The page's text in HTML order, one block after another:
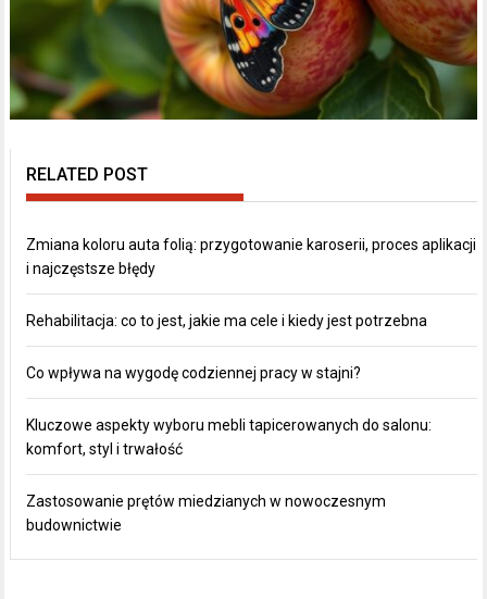
RELATED POST
Zmiana koloru auta folią: przygotowanie karoserii, proces aplikacji
i najczęstsze błędy
Rehabilitacja: co to jest, jakie ma cele i kiedy jest potrzebna
Co wpływa na wygodę codziennej pracy w stajni?
Kluczowe aspekty wyboru mebli tapicerowanych do salonu:
komfort, styl i trwałość
Zastosowanie prętów miedzianych w nowoczesnym
budownictwie